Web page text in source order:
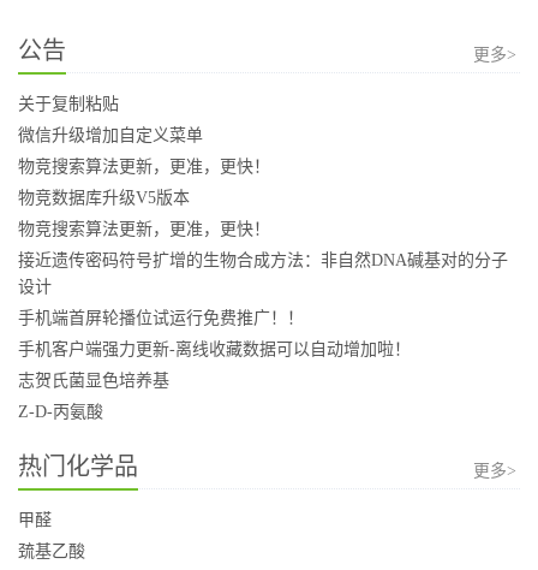
公告 更多>
关于复制粘贴
微信升级增加自定义菜单
物竞搜索算法更新，更准，更快！
物竞数据库升级V5版本
物竞搜索算法更新，更准，更快！
接近遗传密码符号扩增的生物合成方法：非自然DNA碱基对的分子
设计
手机端首屏轮播位试运行免费推广！！
手机客户端强力更新-离线收藏数据可以自动增加啦！
志贺氏菌显色培养基
Z-D-丙氨酸
热门化学品 更多>
甲醛
巯基乙酸